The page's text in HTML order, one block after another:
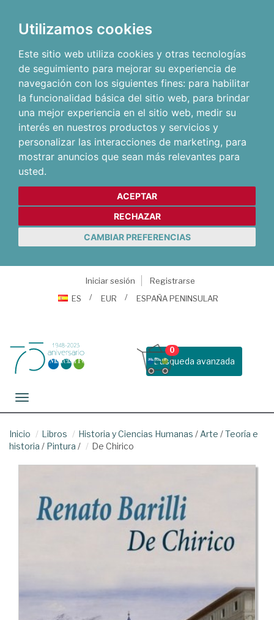
Utilizamos cookies
Este sitio web utiliza cookies y otras tecnologías
de seguimiento para mejorar su experiencia de
navegación con los siguientes fines: para habilitar
la funcionalidad básica del sitio web, para brindar
una mejor experiencia en el sitio web, medir su
interés en nuestros productos y servicios y
personalizar las interacciones de marketing, para
mostrar anuncios que sean más relevantes para
usted.
ACEPTAR
RECHAZAR
CAMBIAR PREFERENCIAS
Iniciar sesión
Registrarse
ES
EUR ESPAÑA PENINSULAR
Busqueda avanzada
0
Toggle navigation
Inicio Libros Historia y Ciencias Humanas / Arte /Teoría e
historia / Pintura / De Chirico